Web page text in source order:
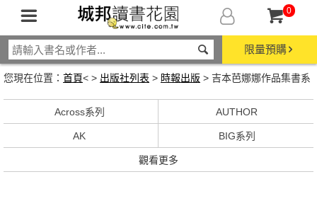
0
限量預購
您現在位置： 首頁< > 出版社列表 > 時報出版 > 吉本芭娜娜作品集書系
Across系列 AUTHOR
AK BIG系列
觀看更多